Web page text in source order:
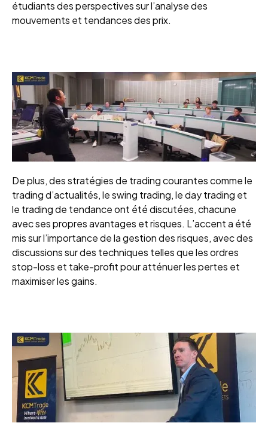
étudiants des perspectives sur l’analyse des
mouvements et tendances des prix.
De plus, des stratégies de trading courantes comme le
trading d’actualités, le swing trading, le day trading et
le trading de tendance ont été discutées, chacune
avec ses propres avantages et risques. L’accent a été
mis sur l’importance de la gestion des risques, avec des
discussions sur des techniques telles que les ordres
stop-loss et take-profit pour atténuer les pertes et
maximiser les gains.